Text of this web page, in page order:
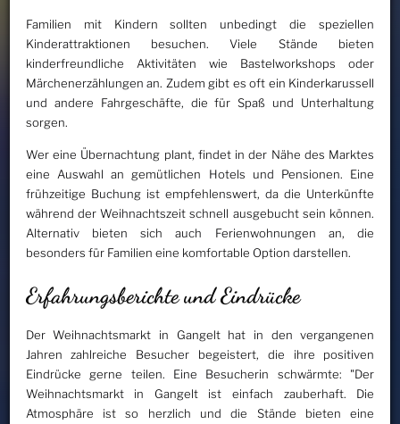
Familien mit Kindern sollten unbedingt die speziellen
Kinderattraktionen besuchen. Viele Stände bieten
kinderfreundliche Aktivitäten wie Bastelworkshops oder
Märchenerzählungen an. Zudem gibt es oft ein Kinderkarussell
und andere Fahrgeschäfte, die für Spaß und Unterhaltung
sorgen.
Wer eine Übernachtung plant, findet in der Nähe des Marktes
eine Auswahl an gemütlichen Hotels und Pensionen. Eine
frühzeitige Buchung ist empfehlenswert, da die Unterkünfte
während der Weihnachtszeit schnell ausgebucht sein können.
Alternativ bieten sich auch Ferienwohnungen an, die
besonders für Familien eine komfortable Option darstellen.
Erfahrungsberichte und Eindrücke
Der Weihnachtsmarkt in Gangelt hat in den vergangenen
Jahren zahlreiche Besucher begeistert, die ihre positiven
Eindrücke gerne teilen. Eine Besucherin schwärmte: "Der
Weihnachtsmarkt in Gangelt ist einfach zauberhaft. Die
Atmosphäre ist so herzlich und die Stände bieten eine